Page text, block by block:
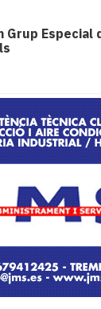
Grup Especial